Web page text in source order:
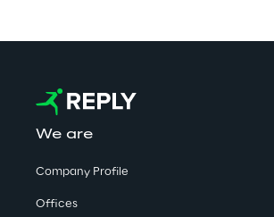
We are
Company Profile
Offices